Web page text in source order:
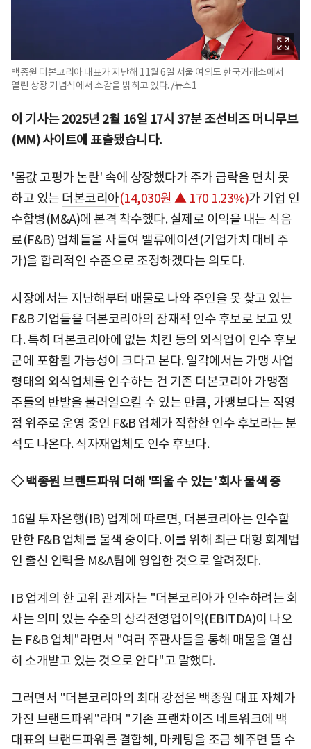
백종원 더본코리아 대표가 지난해 11월 6일 서울 여의도 한국거래소에서
열린 상장 기념식에서 소감을 밝히고 있다. /뉴스1
이 기사는 2025년 2월 16일 17시 37분 조선비즈 머니무브
(MM) 사이트에 표출됐습니다.
'몸값 고평가 논란' 속에 상장했다가 주가 급락을 면치 못
하고 있는 더본코리아(14,030원 ▲ 170 1.23%)가 기업 인
수합병(M&A)에 본격 착수했다. 실제로 이익을 내는 식음
료(F&B) 업체들을 사들여 밸류에이션(기업가치 대비 주
가)을 합리적인 수준으로 조정하겠다는 의도다.
시장에서는 지난해부터 매물로 나와 주인을 못 찾고 있는
F&B 기업들을 더본코리아의 잠재적 인수 후보로 보고 있
다. 특히 더본코리아에 없는 치킨 등의 외식업이 인수 후보
군에 포함될 가능성이 크다고 본다. 일각에서는 가맹 사업
형태의 외식업체를 인수하는 건 기존 더본코리아 가맹점
주들의 반발을 불러일으킬 수 있는 만큼, 가맹보다는 직영
점 위주로 운영 중인 F&B 업체가 적합한 인수 후보라는 분
석도 나온다. 식자재업체도 인수 후보다.
◇ 백종원 브랜드파워 더해 '띄울 수 있는' 회사 물색 중
16일 투자은행(IB) 업계에 따르면, 더본코리아는 인수할
만한 F&B 업체를 물색 중이다. 이를 위해 최근 대형 회계법
인 출신 인력을 M&A팀에 영입한 것으로 알려졌다.
IB 업계의 한 고위 관계자는 "더본코리아가 인수하려는 회
사는 의미 있는 수준의 상각전영업이익(EBITDA)이 나오
는 F&B 업체"라면서 "여러 주관사들을 통해 매물을 열심
히 소개받고 있는 것으로 안다"고 말했다.
그러면서 "더본코리아의 최대 강점은 백종원 대표 자체가
가진 브랜드파워"라며 "기존 프랜차이즈 네트워크에 백
대표의 브랜드파워를 결합해, 마케팅을 조금 해주면 뜰 수